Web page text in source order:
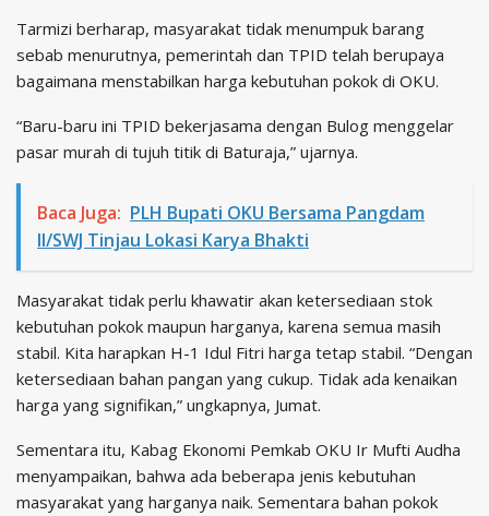
Tarmizi berharap, masyarakat tidak menumpuk barang
sebab menurutnya, pemerintah dan TPID telah berupaya
bagaimana menstabilkan harga kebutuhan pokok di OKU.
“Baru-baru ini TPID bekerjasama dengan Bulog menggelar
pasar murah di tujuh titik di Baturaja,” ujarnya.
Baca Juga: PLH Bupati OKU Bersama Pangdam
II/SWJ Tinjau Lokasi Karya Bhakti
Masyarakat tidak perlu khawatir akan ketersediaan stok
kebutuhan pokok maupun harganya, karena semua masih
stabil. Kita harapkan H-1 Idul Fitri harga tetap stabil. “Dengan
ketersediaan bahan pangan yang cukup. Tidak ada kenaikan
harga yang signifikan,” ungkapnya, Jumat.
Sementara itu, Kabag Ekonomi Pemkab OKU Ir Mufti Audha
menyampaikan, bahwa ada beberapa jenis kebutuhan
masyarakat yang harganya naik. Sementara bahan pokok